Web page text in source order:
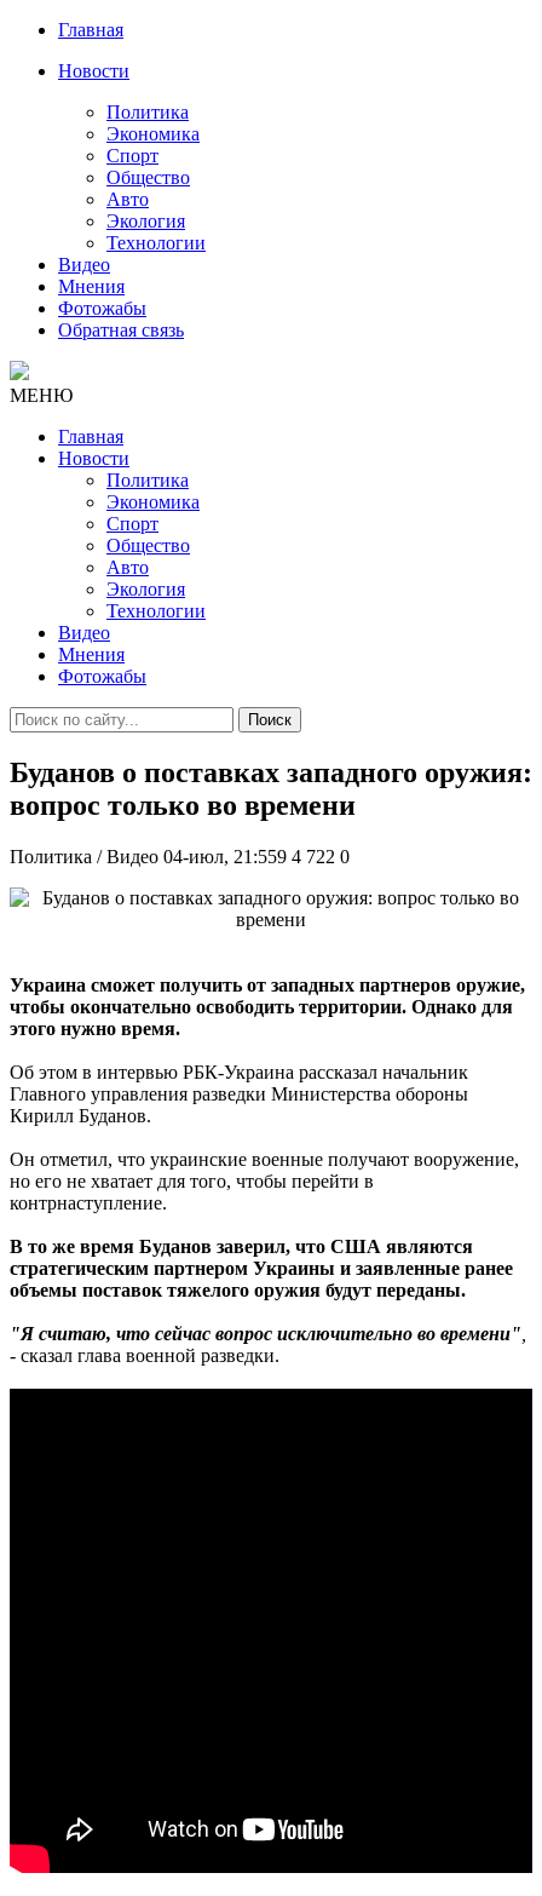
Главная
Новости
Политика
Экономика
Спорт
Общество
Авто
Экология
Технологии
Видео
Мнения
Фотожабы
Обратная связь
МЕНЮ
Главная
Новости
Политика
Экономика
Спорт
Общество
Авто
Экология
Технологии
Видео
Мнения
Фотожабы
Поиск
Буданов о поставках западного оружия:
вопрос только во времени
Политика / Видео 04-июл, 21:559 4 722 0
Украина сможет получить от западных партнеров оружие,
чтобы окончательно освободить территории. Однако для
этого нужно время.
Об этом в интервью РБК-Украина рассказал начальник
Главного управления разведки Министерства обороны
Кирилл Буданов.
Он отметил, что украинские военные получают вооружение,
но его не хватает для того, чтобы перейти в
контрнаступление.
В то же время Буданов заверил, что США являются
стратегическим партнером Украины и заявленные ранее
объемы поставок тяжелого оружия будут переданы.
"Я считаю, что сейчас вопрос исключительно во времени"
- сказал глава военной разведки.